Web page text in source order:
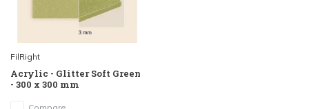
FilRight
Acrylic - Glitter Soft Green
- 300 x 300 mm